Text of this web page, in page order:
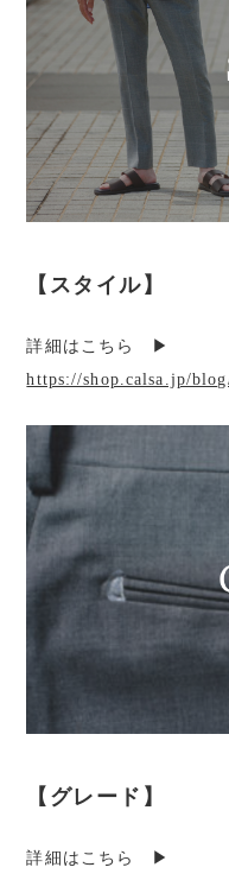
【スタイル】
詳細はこちら ▶︎
https://shop.calsa.jp/
【グレード】
詳細はこちら ▶︎